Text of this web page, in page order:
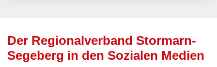
Der Regionalverband Stormarn-
Segeberg in den Sozialen Medien